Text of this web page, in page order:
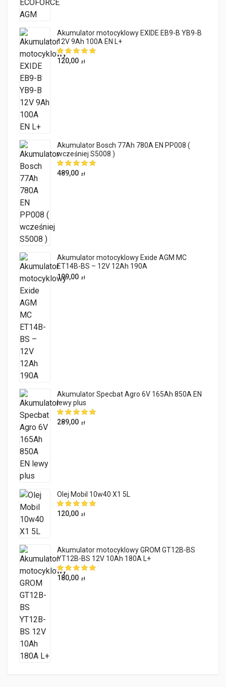
Akumulator motocyklowy EXIDE EB9-B YB9-B
12V 9Ah 100A EN L+
120,00 zł
Akumulator Bosch 77Ah 780A EN PP008 (
wcześniej S5008 )
489,00 zł
Akumulator motocyklowy Exide AGM MC
ET14B-BS – 12V 12Ah 190A
199,00 zł
Akumulator Specbat Agro 6V 165Ah 850A EN
lewy plus
289,00 zł
Olej Mobil 10w40 X1 5L
120,00 zł
Akumulator motocyklowy GROM GT12B-BS
YT12B-BS 12V 10Ah 180A L+
180,00 zł